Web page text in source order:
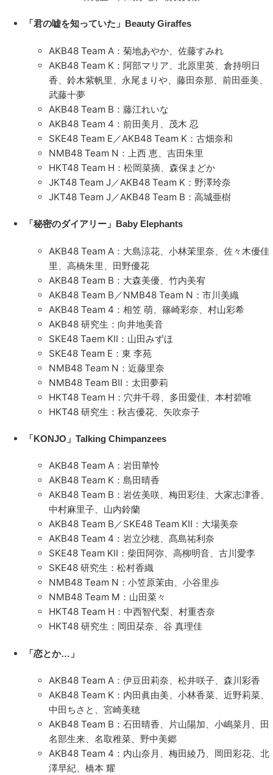
「君の嘘を知っていた」Beauty Giraffes
AKB48 Team A：菊地あやか、佐藤すみれ
AKB48 Team K：阿部マリア、北原里英、倉持明日
香、鈴木紫帆里、永尾まりや、藤田奈那、前田亜美、
武藤十夢
AKB48 Team B：藤江れいな
AKB48 Team 4：前田美月、茂木 忍
SKE48 Team E／AKB48 Team K：古畑奈和
NMB48 Team N：上西 恵、吉田朱里
HKT48 Team H：松岡菜摘、森保まどか
JKT48 Team J／AKB48 Team K：野澤玲奈
JKT48 Team J／AKB48 Team B：高城亜樹
「秘密のダイアリー」Baby Elephants
AKB48 Team A：大島涼花、小林茉里奈、佐々木優佳
里、高橋朱里、田野優花
AKB48 Team B：大森美優、竹内美宥
AKB48 Team B／NMB48 Team N：市川美織
AKB48 Team 4：相笠 萌、篠崎彩奈、村山彩希
AKB48 研究生：向井地美音
SKE48 Taem KⅡ：山田みずほ
SKE48 Team E：東 李苑
NMB48 Team N：近藤里奈
NMB48 Team BⅡ：太田夢莉
HKT48 Team H：穴井千尋、多田愛佳、本村碧唯
HKT48 研究生：秋吉優花、矢吹奈子
「KONJO」Talking Chimpanzees
AKB48 Team A：岩田華怜
AKB48 Team K：島田晴香
AKB48 Team B：岩佐美咲、梅田彩佳、大家志津香、
中村麻里子、山内鈴蘭
AKB48 Team B／SKE48 Team KⅡ：大場美奈
AKB48 Team 4：岩立沙穂、髙島祐利奈
SKE48 Team KⅡ：柴田阿弥、高柳明音、古川愛李
SKE48 研究生：松村香織
NMB48 Team N：小笠原茉由、小谷里歩
NMB48 Team M：山田菜々
HKT48 Team H：中西智代梨、村重杏奈
HKT48 研究生：岡田栞奈、谷 真理佳
「恋とか…」
AKB48 Team A：伊豆田莉奈、松井咲子、森川彩香
AKB48 Team K：内田眞由美、小林香菜、近野莉菜、
中田ちさと、宮崎美穂
AKB48 Team B：石田晴香、片山陽加、小嶋菜月、田
名部生来、名取稚菜、野中美郷
AKB48 Team 4：内山奈月、梅田綾乃、岡田彩花、北
澤早紀、橋本 耀